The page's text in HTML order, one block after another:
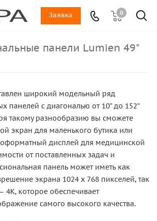
0
Заявка
панели Lumien 49"
широкий модельный ряд
панелей с диагональю от 10” до 152”
такому разнообразию вы сможете
экран для маленького бутика или
дисплей для медицинской
от поставленных задач и
панель может иметь как
экрана 1024 x 768 пикселей, так
4K, которое обеспечивает
самого высокого качества.